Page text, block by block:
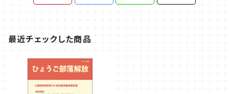
最近チェックした商品